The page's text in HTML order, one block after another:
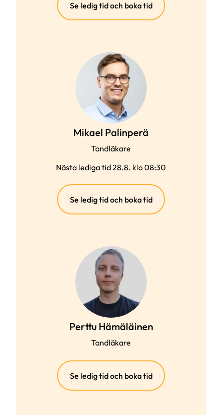
Se ledig tid och boka tid(extern
länk)
Mikael Palinperä
Tandläkare
Nästa lediga tid 28.8. klo 08:30
Se ledig tid och boka tid(extern
länk)
Perttu Hämäläinen
Tandläkare
Se ledig tid och boka tid(extern
länk)